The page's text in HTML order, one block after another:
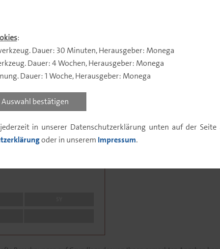
:
Dauer: 30 Minuten, Herausgeber: Monega
Dauer: 4 Wochen, Herausgeber: Monega
Dauer: 1 Woche, Herausgeber: Monega
Auswahl bestätigen
jederzeit in unserer Datenschutzerklärung unten auf der
oder in unserem Impressum.
04.08.2026
2,84 %